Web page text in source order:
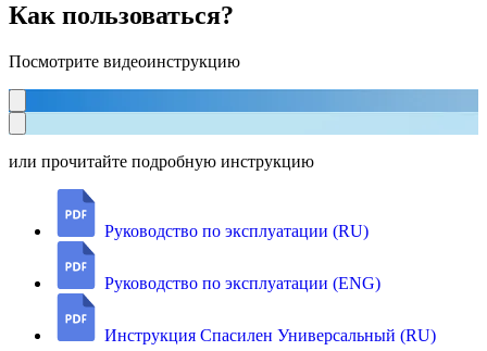
Как пользоваться?
Посмотрите видеоинструкцию
или прочитайте подробную инструкцию
Руководство по эксплуатации (RU)
Руководство по эксплуатации (ENG)
Инструкция Спасилен Универсальный (RU)